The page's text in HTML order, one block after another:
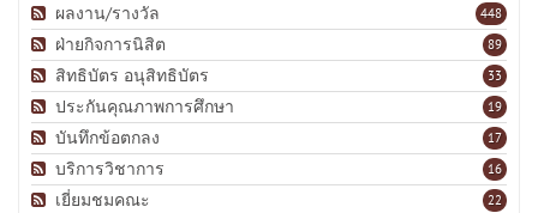
448
ผลงาน/รางวัล
89
ฝ่ายกิจการนิสิต
33
สิทธิบัตร อนุสิทธิบัตร
19
ประกันคุณภาพการศึกษา
17
บันทึกข้อตกลง
16
บริการวิชาการ
22
เยี่ยมชมคณะ